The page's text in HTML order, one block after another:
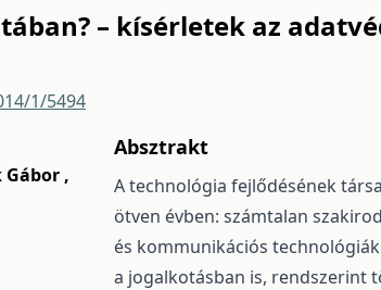
– kísérletek az
1/5494
Gábor ,
Absztrakt
A technológia fejlődésének
ötven évben: számtalan
és kommunikációs
a jogalkotásban is, rendszerint